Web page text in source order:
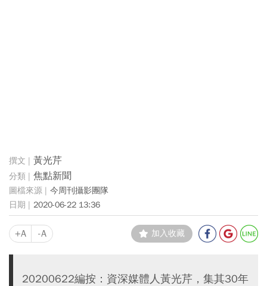
黃光芹
焦點新聞
今周刊攝影團隊
2020-06-22 13:36
+A -A 加入收藏
20200622編按：資深媒體人黃光芹，集其30年